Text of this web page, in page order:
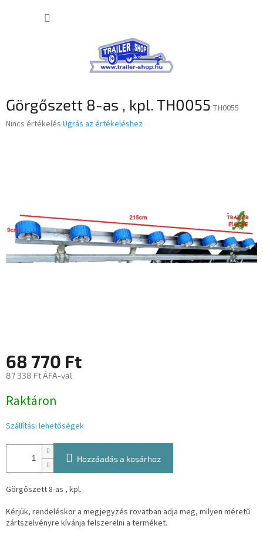
Görgőszett 8-as , kpl. TH0055 TH0055
A
Nincs értékelés Ugrás az értékeléshez
68 770 Ft
87 338 Ft ÁFA-val
Raktáron
Szállítási lehetőségek
Hozzáadás a kosárhoz
Görgőszett 8-as , kpl.
Kérjük, rendeléskor a megjegyzés rovatban adja meg, milyen méretű
zártszelvényre kívánja felszerelni a terméket.